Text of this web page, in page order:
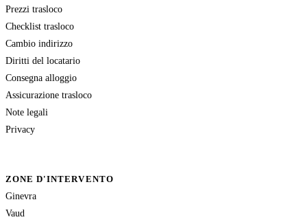
Prezzi trasloco
Checklist trasloco
Cambio indirizzo
Diritti del locatario
Consegna alloggio
Assicurazione trasloco
Note legali
Privacy
ZONE D'INTERVENTO
Ginevra
Vaud